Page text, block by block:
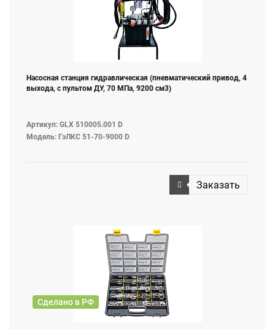
Насосная станция гидравлическая (пневматический привод, 4
выхода, с пультом ДУ, 70 МПа, 9200 см3)
Артикул: GLX 510005.001 D
Модель: ГэЛКС 51-70-9000 D
Заказать
Сделано в РФ